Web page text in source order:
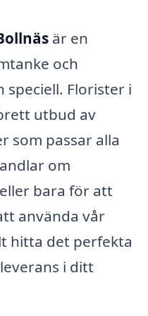
är en
och
Florister i
utbud av
som passar alla
om
bara för att
använda vår
hitta det perfekta
i ditt